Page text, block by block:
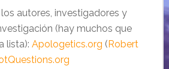
autores, investigadores y
(hay muchos que
lista): Apologetics.org ( Robert